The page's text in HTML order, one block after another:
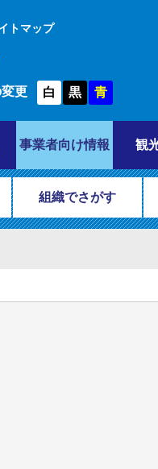
トマップ
更 白 黒 青
事業者向け情報 観
組織でさがす